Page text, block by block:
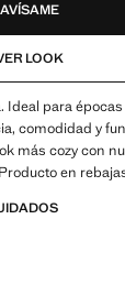
AVÍSAME
LOOK
Ideal para
comodidad y
más cozy con
en